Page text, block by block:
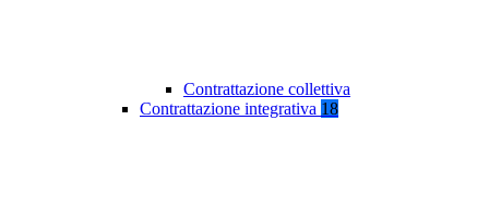
Contrattazione collettiva
Contrattazione integrativa 18